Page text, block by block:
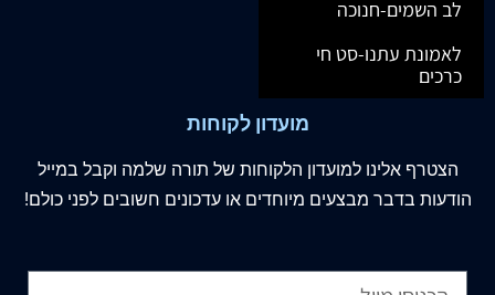
לב השמים-חנוכה
לאמונת עתנו-סט חי
כרכים
מועדון לקוחות
הצטרף אלינו למועדון הלקוחות של תורה שלמה וקבל במייל
הודעות בדבר מבצעים מיוחדים או עדכונים חשובים לפני כולם!